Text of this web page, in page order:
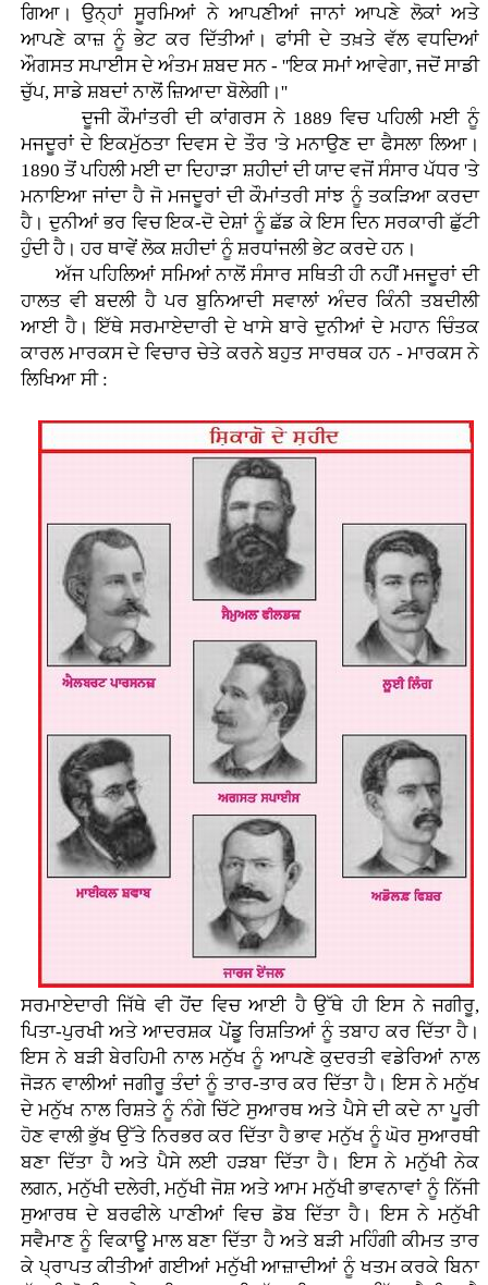
ਗਿਆ। ਉਨ੍ਹਾਂ ਸੂਰਮਿਆਂ ਨੇ ਆਪਣੀਆਂ ਜਾਨਾਂ ਆਪਣੇ ਲੋਕਾਂ ਅਤੇ
ਆਪਣੇ ਕਾਜ਼ ਨੂੰ ਭੇਟ ਕਰ ਦਿੱਤੀਆਂ। ਫਾਂਸੀ ਦੇ ਤਖ਼ਤੇ ਵੱਲ ਵਧਦਿਆਂ
ਔਗਸਤ ਸਪਾਈਸ ਦੇ ਅੰਤਮ ਸ਼ਬਦ ਸਨ - ''ਇਕ ਸਮਾਂ ਆਵੇਗਾ, ਜਦੋਂ ਸਾਡੀ
ਚੁੱਪ, ਸਾਡੇ ਸ਼ਬਦਾਂ ਨਾਲੋਂ ਜ਼ਿਆਦਾ ਬੋਲੇਗੀ।''
ਦੂਜੀ ਕੌਮਾਂਤਰੀ ਦੀ ਕਾਂਗਰਸ ਨੇ 1889 ਵਿਚ ਪਹਿਲੀ ਮਈ ਨੂੰ
ਮਜਦੂਰਾਂ ਦੇ ਇਕਮੁੱਠਤਾ ਦਿਵਸ ਦੇ ਤੌਰ 'ਤੇ ਮਨਾਉਣ ਦਾ ਫੈਸਲਾ ਲਿਆ।
1890 ਤੋਂ ਪਹਿਲੀ ਮਈ ਦਾ ਦਿਹਾੜਾ ਸ਼ਹੀਦਾਂ ਦੀ ਯਾਦ ਵਜੋਂ ਸੰਸਾਰ ਪੱਧਰ 'ਤੇ
ਮਨਾਇਆ ਜਾਂਦਾ ਹੈ ਜੋ ਮਜਦੂਰਾਂ ਦੀ ਕੌਮਾਂਤਰੀ ਸਾਂਝ ਨੂੰ ਤਕੜਿਆ ਕਰਦਾ
ਹੈ। ਦੁਨੀਆਂ ਭਰ ਵਿਚ ਇਕ-ਦੋ ਦੇਸ਼ਾਂ ਨੂੰ ਛੱਡ ਕੇ ਇਸ ਦਿਨ ਸਰਕਾਰੀ ਛੁੱਟੀ
ਹੁੰਦੀ ਹੈ। ਹਰ ਥਾਵੇਂ ਲੋਕ ਸ਼ਹੀਦਾਂ ਨੂੰ ਸ਼ਰਧਾਂਜਲੀ ਭੇਟ ਕਰਦੇ ਹਨ।
ਅੱਜ ਪਹਿਲਿਆਂ ਸਮਿਆਂ ਨਾਲੋਂ ਸੰਸਾਰ ਸਥਿਤੀ ਹੀ ਨਹੀਂ ਮਜਦੂਰਾਂ ਦੀ
ਹਾਲਤ ਵੀ ਬਦਲੀ ਹੈ ਪਰ ਬੁਨਿਆਦੀ ਸਵਾਲਾਂ ਅੰਦਰ ਕਿੰਨੀ ਤਬਦੀਲੀ
ਆਈ ਹੈ। ਇੱਥੇ ਸਰਮਾਏਦਾਰੀ ਦੇ ਖਾਸੇ ਬਾਰੇ ਦੁਨੀਆਂ ਦੇ ਮਹਾਨ ਚਿੰਤਕ
ਕਾਰਲ ਮਾਰਕਸ ਦੇ ਵਿਚਾਰ ਚੇਤੇ ਕਰਨੇ ਬਹੁਤ ਸਾਰਥਕ ਹਨ - ਮਾਰਕਸ ਨੇ
ਲਿਖਿਆ ਸੀ :
ਸਰਮਾਏਦਾਰੀ ਜਿੱਥੇ ਵੀ ਹੋਂਦ ਵਿਚ ਆਈ ਹੈ ਉੱਥੇ ਹੀ ਇਸ ਨੇ ਜਗੀਰੂ,
ਪਿਤਾ-ਪੁਰਖੀ ਅਤੇ ਆਦਰਸ਼ਕ ਪੇਂਡੂ ਰਿਸ਼ਤਿਆਂ ਨੂੰ ਤਬਾਹ ਕਰ ਦਿੱਤਾ ਹੈ।
ਇਸ ਨੇ ਬੜੀ ਬੇਰਹਿਮੀ ਨਾਲ ਮਨੁੱਖ ਨੂੰ ਆਪਣੇ ਕੁਦਰਤੀ ਵਡੇਰਿਆਂ ਨਾਲ
ਜੋੜਨ ਵਾਲੀਆਂ ਜਗੀਰੂ ਤੰਦਾਂ ਨੂੰ ਤਾਰ-ਤਾਰ ਕਰ ਦਿੱਤਾ ਹੈ। ਇਸ ਨੇ ਮਨੁੱਖ
ਦੇ ਮਨੁੱਖ ਨਾਲ ਰਿਸ਼ਤੇ ਨੂੰ ਨੰਗੇ ਚਿੱਟੇ ਸੁਆਰਥ ਅਤੇ ਪੈਸੇ ਦੀ ਕਦੇ ਨਾ ਪੂਰੀ
ਹੋਣ ਵਾਲੀ ਭੁੱਖ ਉੱਤੇ ਨਿਰਭਰ ਕਰ ਦਿੱਤਾ ਹੈ ਭਾਵ ਮਨੁੱਖ ਨੂੰ ਘੋਰ ਸੁਆਰਥੀ
ਬਣਾ ਦਿੱਤਾ ਹੈ ਅਤੇ ਪੈਸੇ ਲਈ ਹੜਬਾ ਦਿੱਤਾ ਹੈ। ਇਸ ਨੇ ਮਨੁੱਖੀ ਨੇਕ
ਲਗਨ, ਮਨੁੱਖੀ ਦਲੇਰੀ, ਮਨੁੱਖੀ ਜੋਸ਼ ਅਤੇ ਆਮ ਮਨੁੱਖੀ ਭਾਵਨਾਵਾਂ ਨੂੰ ਨਿੱਜੀ
ਸੁਆਰਥ ਦੇ ਬਰਫੀਲੇ ਪਾਣੀਆਂ ਵਿਚ ਡੋਬ ਦਿੱਤਾ ਹੈ। ਇਸ ਨੇ ਮਨੁੱਖੀ
ਸਵੈਮਾਣ ਨੂੰ ਵਿਕਾਊ ਮਾਲ ਬਣਾ ਦਿੱਤਾ ਹੈ ਅਤੇ ਬੜੀ ਮਹਿੰਗੀ ਕੀਮਤ ਤਾਰ
ਕੇ ਪ੍ਰਾਪਤ ਕੀਤੀਆਂ ਗਈਆਂ ਮਨੁੱਖੀ ਆਜ਼ਾਦੀਆਂ ਨੂੰ ਖਤਮ ਕਰਕੇ ਬਿਨਾ